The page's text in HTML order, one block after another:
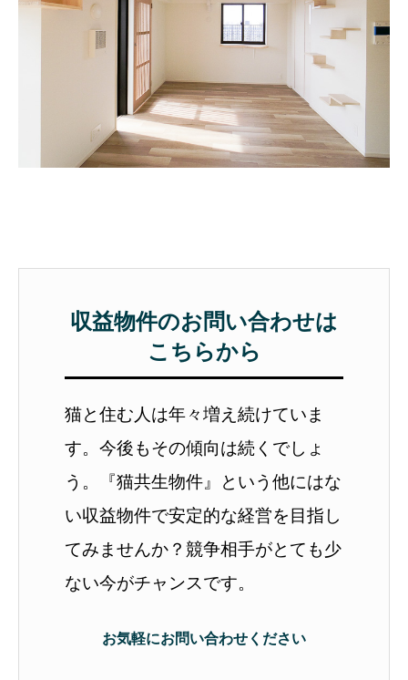
収益物件のお問い合わせは
こちらから
猫と住む人は年々増え続けていま
す。今後もその傾向は続くでしょ
う。『猫共生物件』という他にはな
い収益物件で安定的な経営を目指し
てみませんか？競争相手がとても少
ない今がチャンスです。
お気軽にお問い合わせください